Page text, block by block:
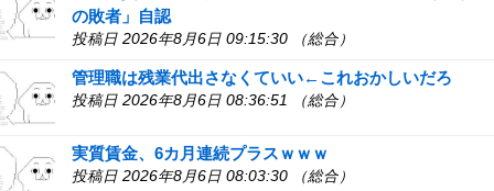
の敗者」自認
投稿日 2026年8月6日 09:15:30 （総合）
管理職は残業代出さなくていい←これおかしいだろ
投稿日 2026年8月6日 08:36:51 （総合）
実質賃金、6カ月連続プラスｗｗｗ
投稿日 2026年8月6日 08:03:30 （総合）